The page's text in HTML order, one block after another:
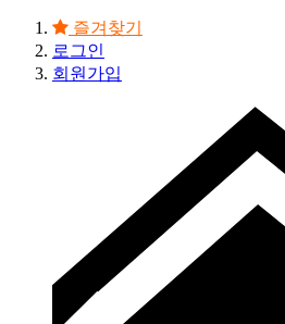
즐겨찾기
로그인
회원가입